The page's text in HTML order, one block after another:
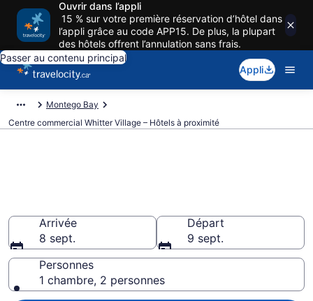
Ouvrir dans l’appli
15 % sur votre première réservation d’hôtel dans
l’appli grâce au code APP15. De plus, la plupart
des hôtels offrent l’annulation sans frais.
Passer au contenu principal
Appli
Montego Bay
Centre commercial Whitter Village – Hôtels à proximité
Arrivée
8 sept.
Départ
9 sept.
Personnes
1 chambre, 2 personnes